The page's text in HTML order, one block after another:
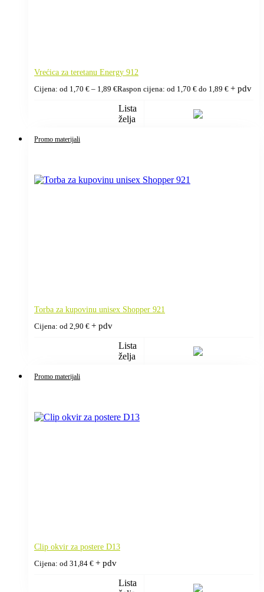
Vrećica za teretanu Energy 912
Cijena: od 1,70 € – 1,89 €Raspon cijena: od 1,70 € do 1,89 € + pdv
Lista
želja
Promo materijali
Torba za kupovinu unisex Shopper 921
Cijena: od 2,90 € + pdv
Lista
želja
Promo materijali
Clip okvir za postere D13
Cijena: od 31,84 € + pdv
Lista